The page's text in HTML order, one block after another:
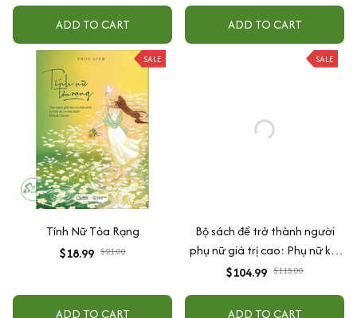
ADD TO CART
Nhân + Đừng Bao Giờ Theo
ADD TO CART
SALE
Tính Nữ Tỏa Rạng
$18.99 $21.00
ADD TO CART
SALE
Bộ sách để trở thành người
phụ nữ giá trị cao: Phụ nữ khí
chất sẽ tự có hào quang +
Tuổi 30 mọi thứ chỉ mới bắt
$104.99 $115.00
ADD TO CART